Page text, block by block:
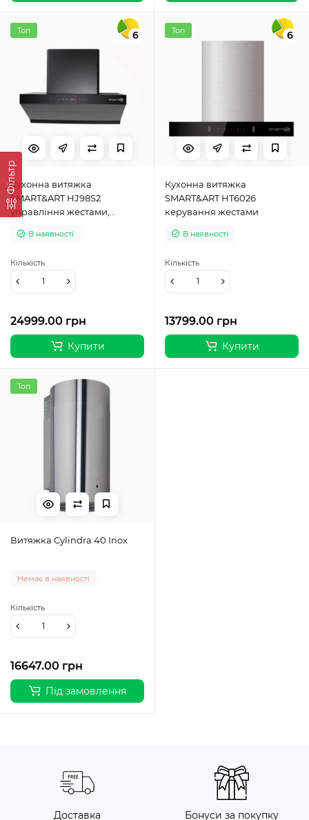
Фільтр
6
Топ
Кухонна витяжка
SMART&ART HJ98S2
управління жестами,
турбіни
В наявності
24999.00 грн
Кількість
Купити
6
Топ
Кухонна витяжка
SMART&ART HT6026
керування жестами
В наявності
13799.00 грн
Кількість
Купити
Топ
Витяжка Cylindra 40 Inox
Немає в наявності
16647.00 грн
Кількість
Під замовлення
Доставка
Бонуси за покупку